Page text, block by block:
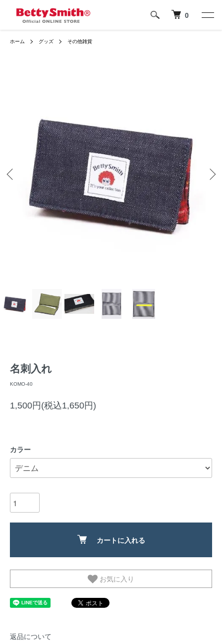
0
ホーム グッズ その他雑貨
名刺入れ
KOMO-40
1,500円(税込1,650円)
カラー
カートに入れる
お気に入り
返品について